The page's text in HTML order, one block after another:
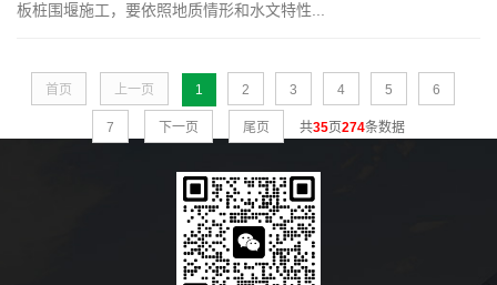
板桩围堰施工，要依照地质情形和水文特性...
首页 上一页 1 2 3 4 5 6
7 下一页 尾页 共35页274条数据